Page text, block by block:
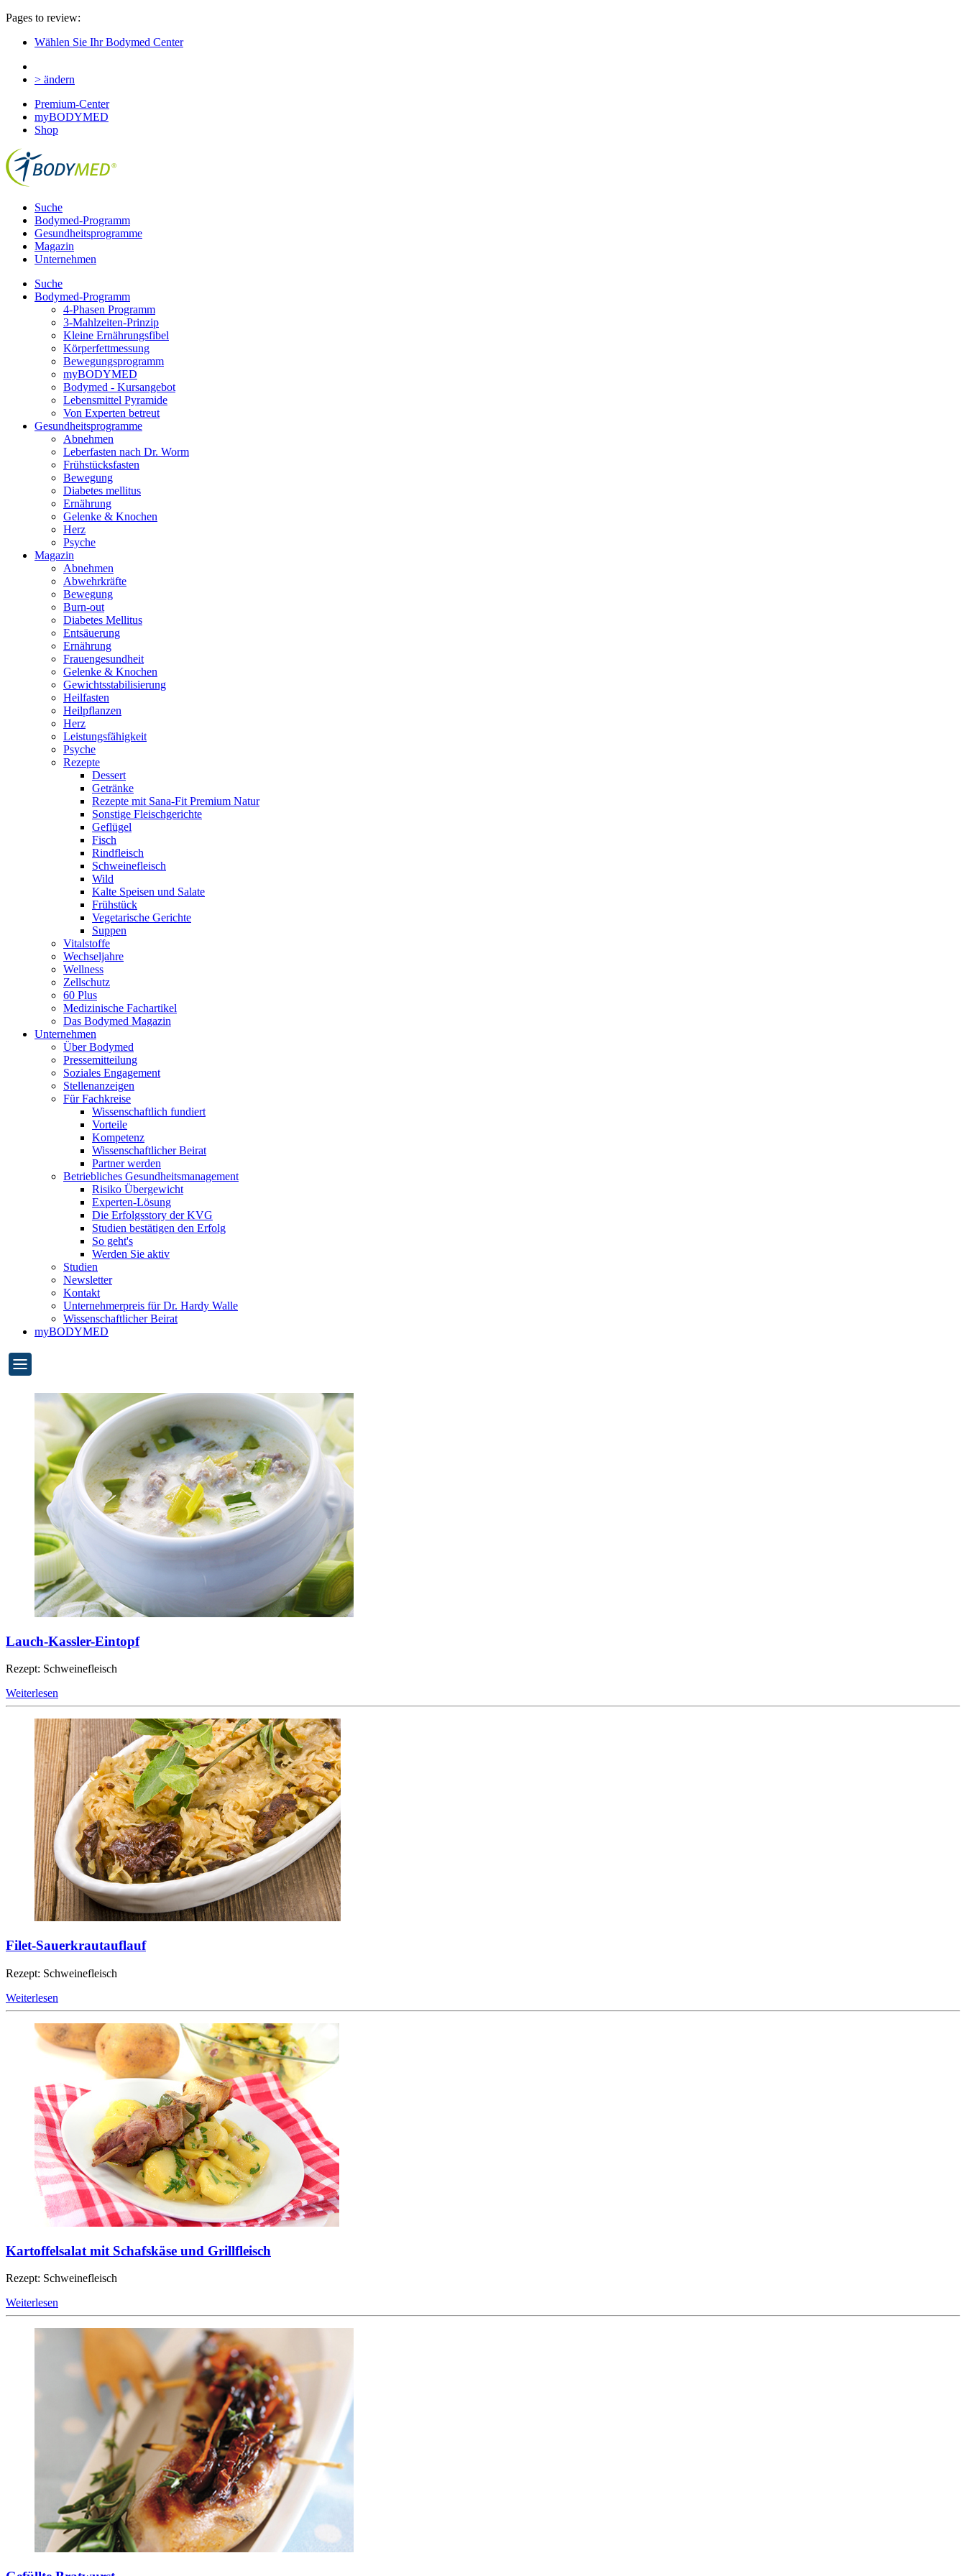
Pages to review:
Wählen Sie Ihr Bodymed Center
> ändern
Premium-Center
myBODYMED
Shop
Suche
Bodymed-Programm
Gesundheitsprogramme
Magazin
Unternehmen
Suche
Bodymed-Programm
4-Phasen Programm
3-Mahlzeiten-Prinzip
Kleine Ernährungsfibel
Körperfettmessung
Bewegungsprogramm
myBODYMED
Bodymed - Kursangebot
Lebensmittel Pyramide
Von Experten betreut
Gesundheitsprogramme
Abnehmen
Leberfasten nach Dr. Worm
Frühstücksfasten
Bewegung
Diabetes mellitus
Ernährung
Gelenke & Knochen
Herz
Psyche
Magazin
Abnehmen
Abwehrkräfte
Bewegung
Burn-out
Diabetes Mellitus
Entsäuerung
Ernährung
Frauengesundheit
Gelenke & Knochen
Gewichtsstabilisierung
Heilfasten
Heilpflanzen
Herz
Leistungsfähigkeit
Psyche
Rezepte
Dessert
Getränke
Rezepte mit Sana-Fit Premium Natur
Sonstige Fleischgerichte
Geflügel
Fisch
Rindfleisch
Schweinefleisch
Wild
Kalte Speisen und Salate
Frühstück
Vegetarische Gerichte
Suppen
Vitalstoffe
Wechseljahre
Wellness
Zellschutz
60 Plus
Medizinische Fachartikel
Das Bodymed Magazin
Unternehmen
Über Bodymed
Pressemitteilung
Soziales Engagement
Stellenanzeigen
Für Fachkreise
Wissenschaftlich fundiert
Vorteile
Kompetenz
Wissenschaftlicher Beirat
Partner werden
Betriebliches Gesundheitsmanagement
Risiko Übergewicht
Experten-Lösung
Die Erfolgsstory der KVG
Studien bestätigen den Erfolg
So geht's
Werden Sie aktiv
Studien
Newsletter
Kontakt
Unternehmerpreis für Dr. Hardy Walle
Wissenschaftlicher Beirat
myBODYMED
Lauch-Kassler-Eintopf
Rezept: Schweinefleisch
Weiterlesen
Filet-Sauerkrautauflauf
Rezept: Schweinefleisch
Weiterlesen
Kartoffelsalat mit Schafskäse und Grillfleisch
Rezept: Schweinefleisch
Weiterlesen